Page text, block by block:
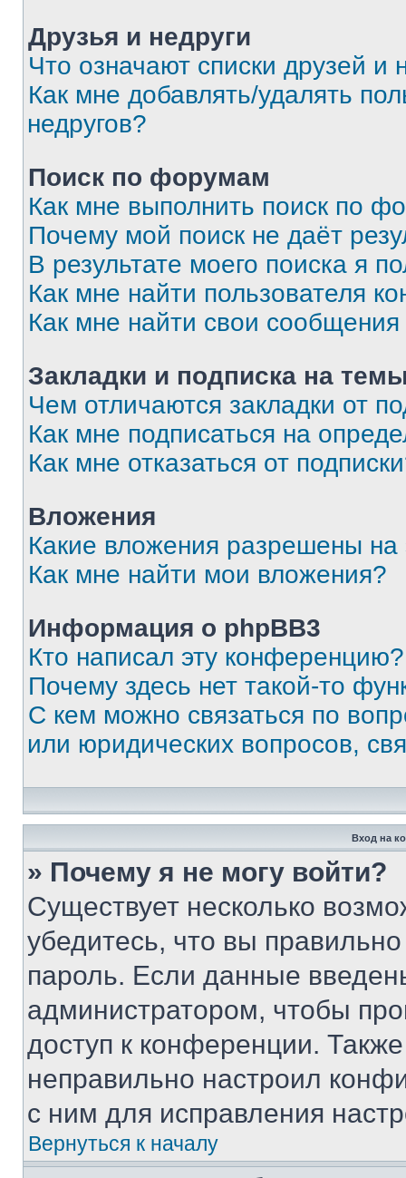
Друзья и недруги
Что означают списки друзей и
Как мне добавлять/удалять
недругов?
Поиск по форумам
Как мне выполнить поиск по
Почему мой поиск не даёт
В результате моего поиска я
Как мне найти пользователя
Как мне найти свои
Закладки и подписка на
Чем отличаются закладки от
Как мне подписаться на
Как мне отказаться от
Вложения
Какие вложения разрешены
Как мне найти мои вложения?
Информация о phpBB3
Кто написал эту конференцию?
Почему здесь нет такой-то
С кем можно связаться по
или юридических вопросов,
Вход на
» Почему я не могу войти?
Существует несколько
убедитесь, что вы
пароль. Если данные
администратором, чтобы
доступ к конференции.
неправильно настроил
с ним для исправления
Вернуться к началу